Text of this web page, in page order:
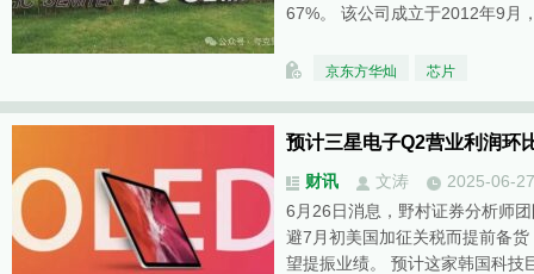
67%。 该公司成立于2012年9月
京东方华灿 芯片
预计三星电子Q2营业利润环
财讯 文涛
2025-06-27
6月26日消息，野村证券分析师
避7月初美国加征关税而提前备
望提振业绩。 预计这家韩国科